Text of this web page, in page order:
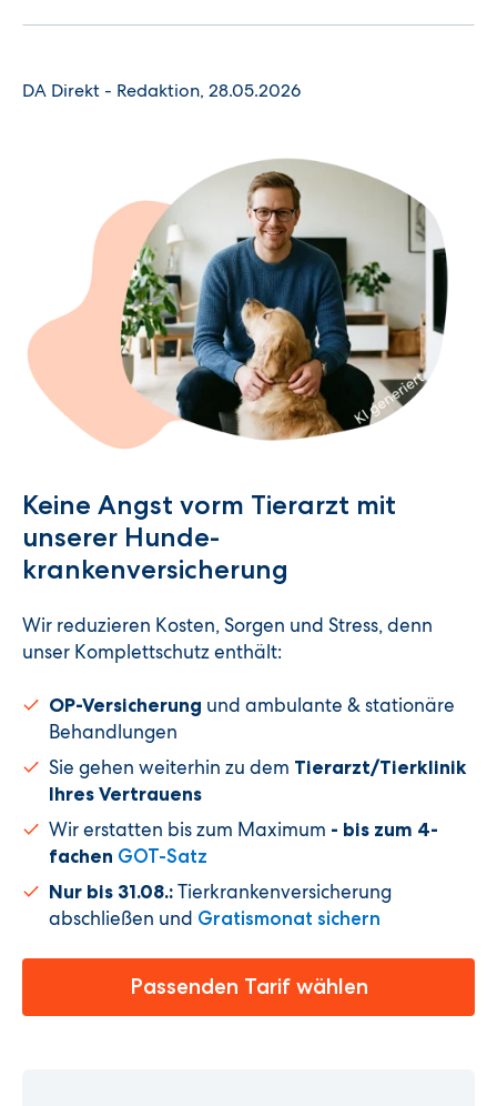
DA Direkt - Redaktion, 28.05.2026
Keine Angst vorm Tierarzt mit
unserer Hunde­
krankenversicherung
Wir reduzieren Kosten, Sorgen und Stress, denn
unser Komplettschutz enthält:
OP-Versicherung und ambulante & stationäre
Behandlungen
Sie gehen weiterhin zu dem Tierarzt/Tierklinik
Ihres Vertrauens
Wir erstatten bis zum Maximum - bis zum 4-
fachen GOT-Satz
Nur bis 31.08.: Tierkrankenversicherung
abschließen und Gratismonat sichern
Passenden Tarif wählen